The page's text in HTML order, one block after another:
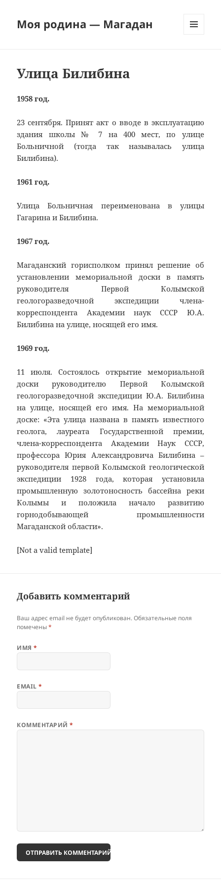
Моя родина — Магадан
Улица Билибина
1958 год.
23 сентября. Принят акт о вводе в эксплуатацию
здания школы № 7 на 400 мест, по улице
Больничной (тогда так называлась улица
Билибина).
1961 год.
Улица Больничная переименована в улицы
Гагарина и Билибина.
1967 год.
Магаданский горисполком принял решение об
установлении мемориальной доски в память
руководителя Первой Колымской
геологоразведочной экспедиции члена-
корреспондента Академии наук СССР Ю.А.
Билибина на улице, носящей его имя.
1969 год.
11 июля. Состоялось открытие мемориальной
доски руководителю Первой Колымской
геологоразведочной экспедиции Ю.А. Билибина
на улице, носящей его имя. На мемориальной
доске: «Эта улица названа в память известного
геолога, лауреата Государственной премии,
члена-корреспондента Академии Наук СССР,
профессора Юрия Александровича Билибина –
руководителя первой Колымской геологической
экспедиции 1928 года, которая установила
промышленную золотоносность бассейна реки
Колымы и положила начало развитию
горнодобывающей промышленности
Магаданской области».
[Not a valid template]
Добавить комментарий
Ваш адрес email не будет опубликован. Обязательные поля
помечены*
ИМЯ*
EMAIL*
КОММЕНТАРИЙ*